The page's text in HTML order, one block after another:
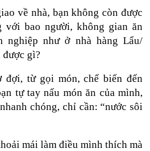
về nhà, bạn không còn được
với bao người, không gian ăn
nghiệp như ở nhà hàng Lẩu/
gì?
đợi, từ gọi món, chế biến đến
tự tay nấu món ăn của mình,
chóng, chỉ cần: “nước sôi
mái làm điều mình thích mà